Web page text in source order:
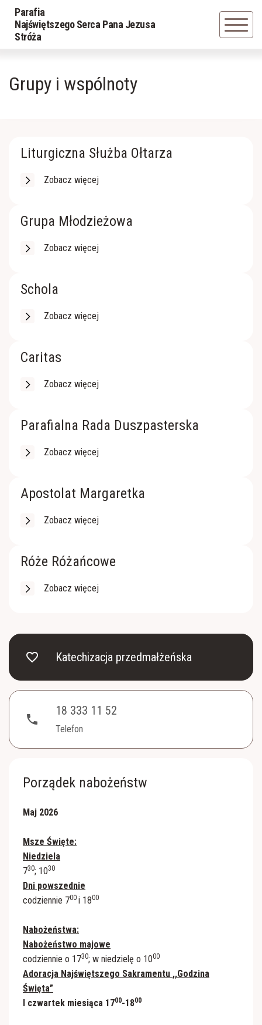
Parafia
Najświętszego Serca Pana Jezusa
Stróża
Duszpasterze
Grupa młodzieżowa
Grupy i wspólnoty
favorite_border Katechizacja przedmałżeńska
phone
18 333 11 52
Telefon
Porządek nabożeństw
Maj 2026
Msze Święte:
Niedziela
730; 1030
Dni powszednie
codziennie 700 i 1800
Nabożeństwa:
Nabożeństwo majowe
codziennie o 1730; w niedzielę o 1000
Adoracja Najświętszego Sakramentu ,,Godzina
Święta”
I czwartek miesiąca 1700-1800
Liturgiczna Służba Ołtarza
Zobacz więcej
Grupa Młodzieżowa
Zobacz więcej
Schola
Zobacz więcej
Caritas
Zobacz więcej
Parafialna Rada Duszpasterska
Zobacz więcej
Apostolat Margaretka
Zobacz więcej
Róże Różańcowe
Zobacz więcej